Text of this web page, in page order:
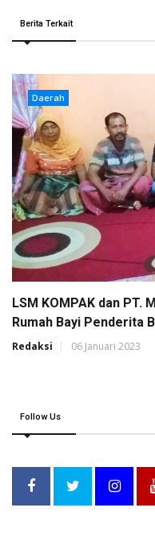
Berita Terkait
Daerah
LSM KOMPAK dan PT.
Rumah Bayi Penderita
Redaksi 06 Januari 2023
Follow Us